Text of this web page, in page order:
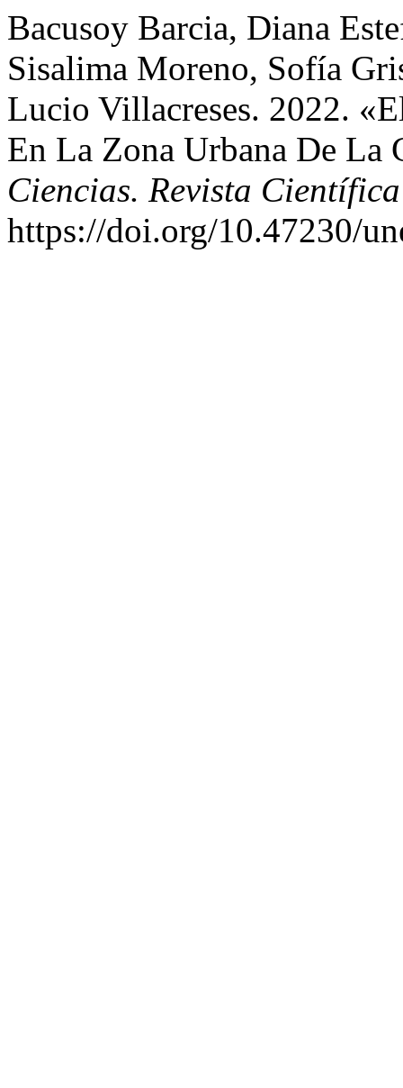
Bacusoy Barcia, Diana
Sisalima Moreno, Sofía
Lucio Villacreses. 2022.
En La Zona Urbana De La
Ciencias. Revista
https://doi.org/10.47230/